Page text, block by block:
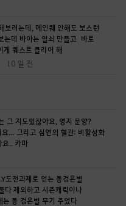
보려는데, 메인퀘 안해도 보스런
는데 바아는 열쇠 만들고 바로
게 퀘스트 클리어 해
10 일 전
그 지도있잖아요, 영지 문양?
... 그리고 심연의 혈관: 비활성화
요.. 카마
전과제로 얻는 동검은별
다 제외하고 시즌캐릭이나
동 검은별 무기 주었다